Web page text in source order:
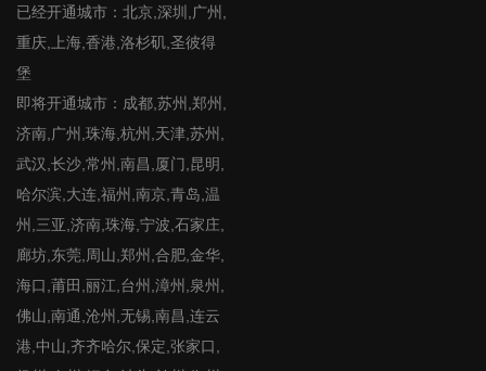
已经开通城市：北京,深圳,广州,
重庆,上海,香港,洛杉矶,圣彼得
堡
即将开通城市：成都,苏州,郑州,
济南,广州,珠海,杭州,天津,苏州,
武汉,长沙,常州,南昌,厦门,昆明,
哈尔滨,大连,福州,南京,青岛,温
州,三亚,济南,珠海,宁波,石家庄,
廊坊,东莞,周山,郑州,合肥,金华,
海口,莆田,丽江,台州,漳州,泉州,
佛山,南通,沧州,无锡,南昌,连云
港,中山,齐齐哈尔,保定,张家口,